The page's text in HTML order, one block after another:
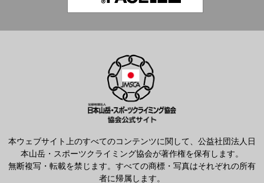
本ウェブサイト上のすべてのコンテンツに関して、公益社団法人日
本山岳・スポーツクライミング協会が著作権を保有します。
無断複写・転載を禁じます。すべての商標・写真はそれぞれの所有
者に帰属します。